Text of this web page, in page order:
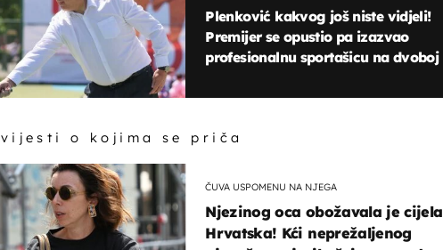
Plenković kakvog još niste vidjeli!
Premijer se opustio pa izazvao
profesionalnu sportašicu na dvoboj
vijesti o kojima se priča
ČUVA USPOMENU NA NJEGA
Njezinog oca obožavala je cijela
Hrvatska! Kći neprežaljenog